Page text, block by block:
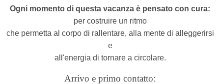
Ogni momento di questa vacanza è pensato con cura:
per costruire un ritmo
che permetta al corpo di rallentare, alla mente di alleggerirsi
e
all'energia di tornare a circolare.
Arrivo e primo contatto: